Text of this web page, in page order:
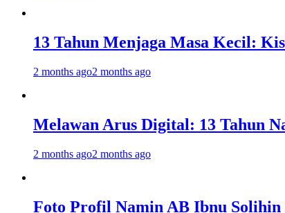
13 Tahun Menjaga Masa Kecil:
2 months ago2 months ago
Melawan Arus Digital: 13 Tahun
2 months ago2 months ago
Foto Profil Namin AB Ibnu Solihin